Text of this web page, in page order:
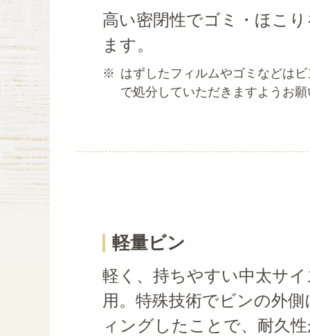
高い密閉性でゴミ・ほこ
ます。
※ はずしたフィルムやゴミなどは
で処分していただきますようお
軽量ビン
軽く、持ちやすい中太サ
用。特殊技術でビンの外
ィングしたことで、耐久